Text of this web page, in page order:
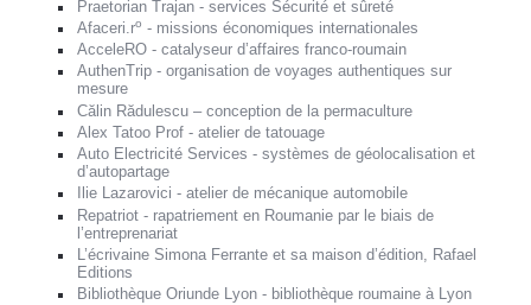
Praetorian Trajan - services Sécurité et sûreté
Afaceri.ro - missions économiques internationales
AcceleRO - catalyseur d’affaires franco-roumain
AuthenTrip - organisation de voyages authentiques sur
mesure
Călin Rădulescu – conception de la permaculture
Alex Tatoo Prof - atelier de tatouage
Auto Electricité Services - systèmes de géolocalisation et
d’autopartage
Ilie Lazarovici - atelier de mécanique automobile
Repatriot - rapatriement en Roumanie par le biais de
l’entreprenariat
L’écrivaine Simona Ferrante et sa maison d’édition, Rafael
Editions
Bibliothèque Oriunde Lyon - bibliothèque roumaine à Lyon